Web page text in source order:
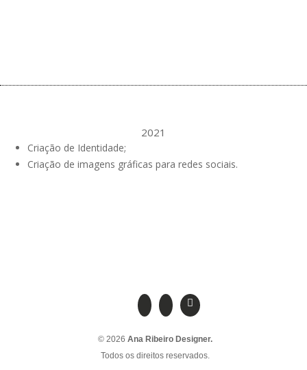
2021
Criação de Identidade;
Criação de imagens gráficas para redes sociais.
© 2026 Ana Ribeiro Designer.
Todos os direitos reservados.